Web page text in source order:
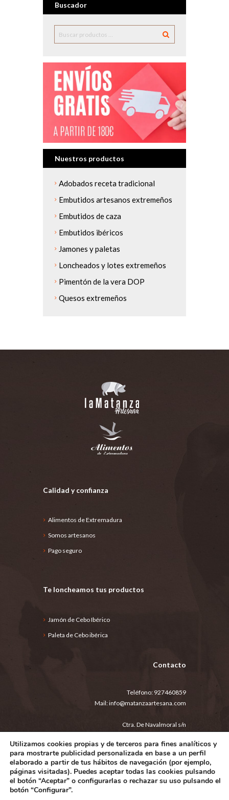
Buscador
Nuestros productos
Adobados receta tradicional
Embutidos artesanos extremeños
Embutidos de caza
Embutidos ibéricos
Jamones y paletas
Loncheados y lotes extremeños
Pimentón de la vera DOP
Quesos extremeños
Calidad y confianza
Alimentos de Extremadura
Somos artesanos
Pago seguro
Te loncheamos tus productos
Jamón de Cebo Ibérico
Paleta de Cebo ibérica
Contacto
Teléfono: 927460859
Mail:info@matanzaartesana.com
Ctra. De Navalmoral s/n
España
Aviso legal
Política de privacidad
Condiciones generales de compra
Utilizamos cookies propias y de terceros para fines analíticos y
para mostrarte publicidad personalizada en base a un perfil
elaborado a partir de tus hábitos de navegación (por ejemplo,
páginas visitadas). Puedes aceptar todas las cookies pulsando
el botón “Aceptar” o configurarlas o rechazar su uso pulsando el
botón “Configurar”.